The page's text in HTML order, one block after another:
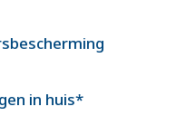
in huis*